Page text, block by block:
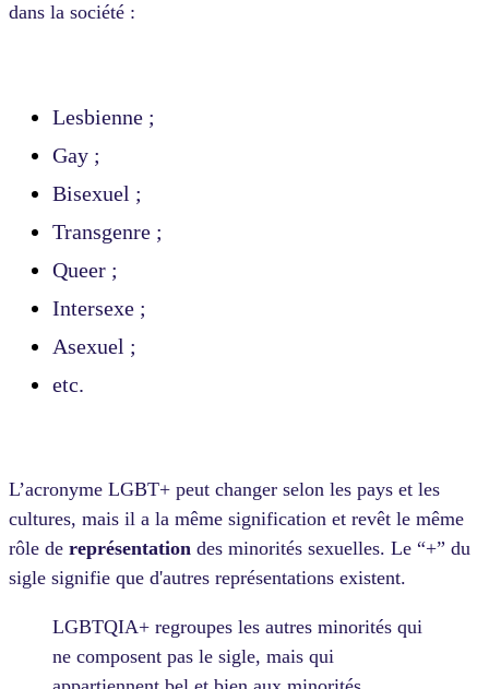
dans la société :
Lesbienne ;
Gay ;
Bisexuel ;
Transgenre ;
Queer ;
Intersexe ;
Asexuel ;
etc.
L’acronyme LGBT+ peut changer selon les pays et les
cultures, mais il a la même signification et revêt le même
rôle de représentation des minorités sexuelles. Le “+” du
sigle signifie que d'autres représentations existent.
LGBTQIA+ regroupes les autres minorités qui
ne composent pas le sigle, mais qui